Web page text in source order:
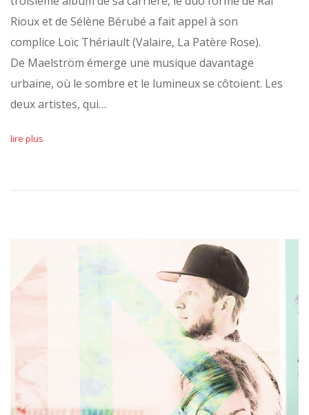
Rioux et de Sélène Bérubé a fait appel à son
complice Loïc Thériault (Valaire, La Patère Rose).
De Maelström émerge une musique davantage
urbaine, où le sombre et le lumineux se côtoient. Les
deux artistes, qui…
lire plus